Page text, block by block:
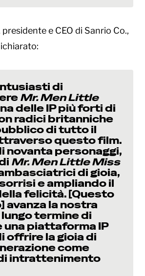
e CEO di Sanrio Co.,
di
Mr. Men Little
delle IP più forti di
radici britanniche
di tutto il
questo film.
novanta personaggi,
Mr. Men Little Miss
di gioia,
e ampliando il
felicità. [Questo
avanza la nostra
termine di
piattaforma IP
offrire la gioia di
come
intrattenimento